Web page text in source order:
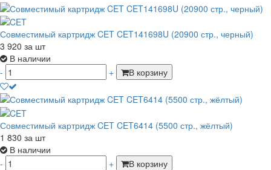
Совместимый картридж CET CET141698U (20900 стр., черный)
3 920 за шт
В наличии
-
+ В корзину
Совместимый картридж CET CET6414 (5500 стр., жёлтый)
1 830 за шт
В наличии
-
+ В корзину